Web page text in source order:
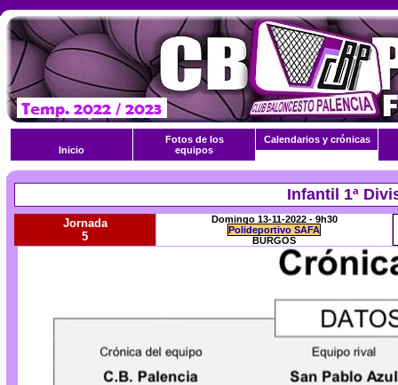
Inicio
Fotos de los
equipos
Calendarios y crónicas
Infantil 1ª
Jornada
5
Domingo 13-11-2022 - 9h30
Polideportivo SAFA
BURGOS